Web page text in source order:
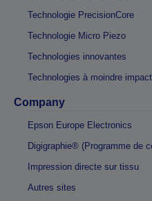
Technologie PrecisionCore
Technologie Micro Piezo
Technologies innovantes
Technologies à moindre
Company
Epson Europe Electronics
Digigraphie® (Programme de
Impression directe sur tissu
Autres sites